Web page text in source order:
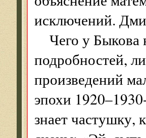
исключений.
Чего у Быкова
подробностей,
произведений
эпохи
знает частушку,